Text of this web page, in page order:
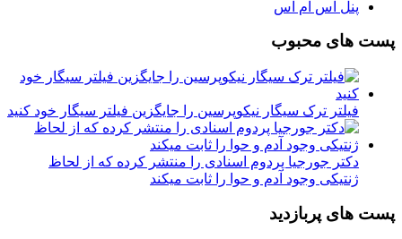
پنل اس ام اس
پست های محبوب
فیلتر ترک سیگار نیکوپرسین را جایگزین فیلتر سیگار خود کنید
دکتر جورجیا پردوم اسنادی را منتشر کرده که از لحاظ
ژنتیکی وجود آدم و حوا را ثابت میکند
پست های پربازدید